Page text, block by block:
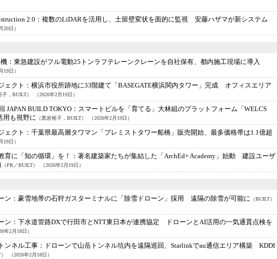
2.0： 複数のLiDARを活用し、土留壁変状を面的に監視 安藤ハザマが新システム
20日）
： 東急建設がフル電動25トンラフテレーンクレーンを自社保有、都内施工現場に導入
19日）
ェクト： 横浜市役所跡地に33階建て「BASEGATE横浜関内タワー」完成 オフィスエリア
子，BUILT） （2026年2月19日）
JAPAN BUILD TOKYO： スマートビルを「育てる」大林組のプラットフォーム「WELCS
も視野に （黒岩裕子，BUILT） （2026年2月19日）
ェクト： 千葉県最高層タワマン「プレミストタワー船橋」販売開始、最多価格帯は1.1億超
19日）
育に「知の循環」を！： 著名建築家たちが集結した「ArchEd+ Academy」始動 建設ユーザ
（PR／BUILT） （2026年2月19日）
ン： 豪雪地帯の石狩ガスターミナルに「除雪ドローン」採用 遠隔の除雪が可能に （BUILT）
ン： 下水道管路DXで行田市とNTT東日本が連携協定 ドローンとAI活用の一気通貫点検を
年2月18日）
ンネル工事： ドローンで山岳トンネル坑内を遠隔巡回、Starlinkでau通信エリア構築 KDDI
（2026年2月18日）